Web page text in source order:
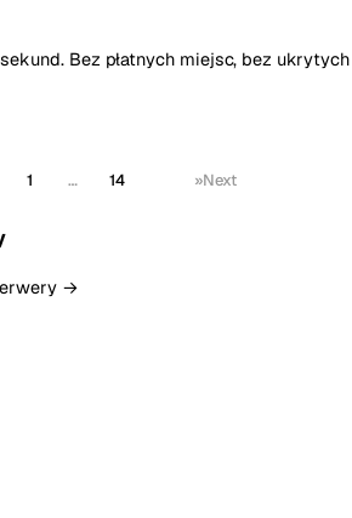
Bez płatnych miejsc, bez ukrytych
1 … 14 »Next
→